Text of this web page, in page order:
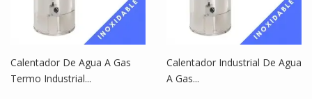
Calentador De Agua A Gas
Termo Industrial...
Calentador Industrial De Agua
A Gas...